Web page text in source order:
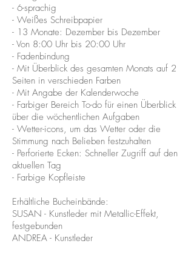
- 6-sprachig
- Weißes Schreibpapier
- 13 Monate: Dezember bis Dezember
- Von 8:00 Uhr bis 20:00 Uhr
- Fadenbindung
- Mit Überblick des gesamten Monats auf 2
Seiten in verschieden Farben
- Mit Angabe der Kalenderwoche
- Farbiger Bereich To-do für einen Überblick
über die wöchentlichen Aufgaben
- Wetter-icons, um das Wetter oder die
Stimmung nach Belieben festzuhalten
- Perforierte Ecken: Schneller Zugriff auf den
aktuellen Tag
- Farbige Kopfleiste
Erhältliche Bucheinbände:
SUSAN - Kunstleder mit Metallic-Effekt,
festgebunden
ANDREA - Kunstleder